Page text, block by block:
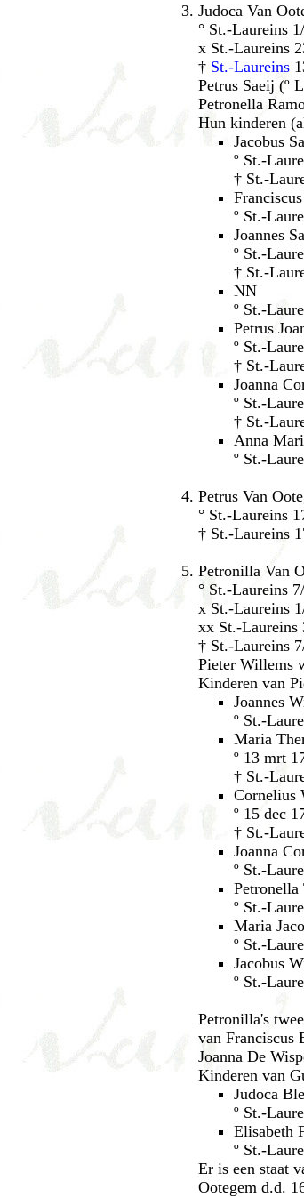
Judoca Van
° St.-Laureins
x St.-Laureins
† St.-Laureins
Petrus Saeij (º
Petronella
Hun kinderen
Jacobus
º St.-
† St.-
º St.-
Joannes
º St.-
† St.-
NN
º St.-
Petrus
º St.-
† St.-
Joanna
º St.-
† St.-
Anna
º St.-
Petrus Van
° St.-Laureins
† St.-Laureins
Petronilla Van
° St.-Laureins
x St.-Laureins
xx St.-Laureins
† St.-Laureins
Pieter Willems
Kinderen van
Joannes
º St.-
Maria
º 13 mrt
† St.-
Cornelius
º 15 dec
† St.-
Joanna
º St.-
º St.-
Maria
º St.-
Jacobus
º St.-
Petronilla's
van Franciscus
Joanna De
Kinderen van
Judoca
º St.-
Elisabeth
º St.-
Er is een staat
Ootegem d.d.